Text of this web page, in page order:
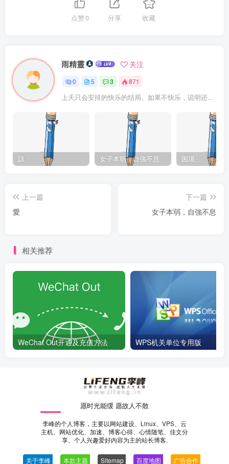
点赞0 分享 收藏
雨精靈 关注
0 5 3 871
上天只会安排的快乐的结局。如果不快乐，说明还不是最后结局
諒 女子本弱，自強不息 困境
上一篇
愛
下一篇
女子本弱，自強不息
相关推荐
WeChat Out开通及充值方法 WPS机关单位专用版
愿时光能缓 愿故人不散
李峰的个人博客，主要以网站建设、Linux、VPS、云
主机、网站优化、加速、博客心得、心情随笔、佳文分
享、个人兴趣爱好内容为主的站长博客.
关于李峰 本款主题 Sitemap 百度地图 广告合作